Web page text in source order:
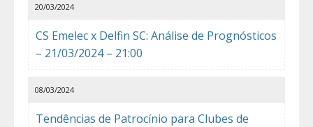
CS Emelec x Delfin SC: Análise de Prognósticos
– 21/03/2024 – 21:00
20/03/2024
Tendências de Patrocínio para Clubes de
08/03/2024